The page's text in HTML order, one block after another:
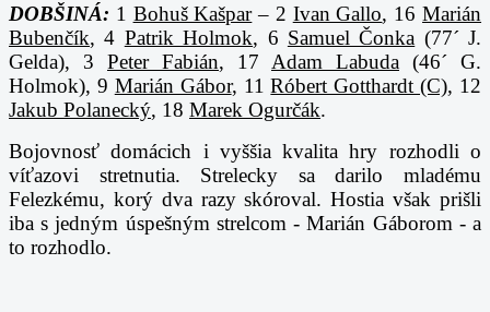
DOBŠINÁ: 1 Bohuš Kašpar– 2 Ivan Gallo, 16Marián
Bubenčík, 4 Patrik Holmok, 6 Samuel Čonka (77´ J.
Gelda), 3 Peter Fabián, 17 Adam Labuda (46´ G.
Holmok), 9 Marián Gábor, 11Róbert Gotthardt (C), 12
Jakub Polanecký, 18 Marek Ogurčák.
Bojovnosť domácich i vyššia kvalita hry rozhodli o
víťazovi stretnutia. Strelecky sa darilo mladému
Felezkému, korý dva razy skóroval. Hostia však prišli
iba s jedným úspešným strelcom - Marián Gáborom - a
to rozhodlo.